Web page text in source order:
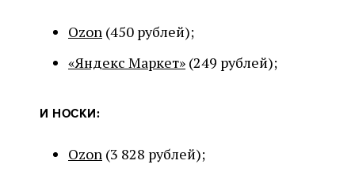
Ozon (450 рублей);
«Яндекс Маркет» (249 рублей);
И НОСКИ:
Ozon (3 828 рублей);